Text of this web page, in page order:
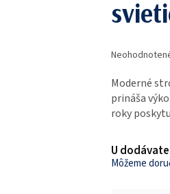
hodnotenie
je
0,0
z
hviezdičiek.
Moderné
prináša
roky
U